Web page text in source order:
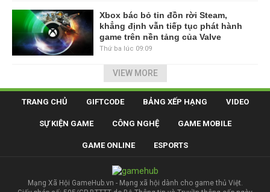
Xbox bác bỏ tin đồn rời Steam,
khẳng định vẫn tiếp tục phát hành
game trên nền tảng của Valve
Thứ ba lúc 09:09
VIEW MORE
TRANG CHỦ GIFTCODE BẢNG XẾP HẠNG VIDEO
SỰ KIỆN GAME CÔNG NGHỆ GAME MOBILE
GAME ONLINE ESPORTS
Mạng Xã Hội GameHub.vn - Mạng xã hội dành cho game thủ Việt.